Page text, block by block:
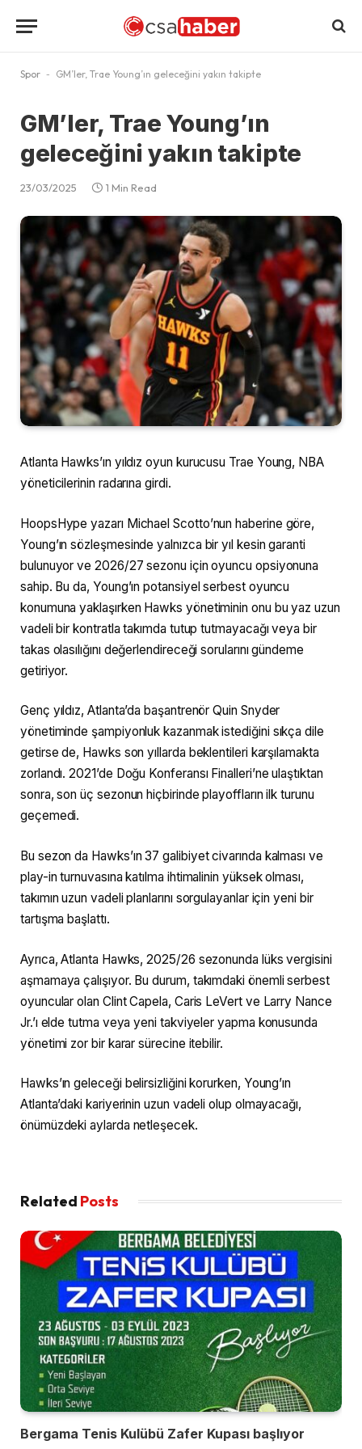
Spor - GM’ler, Trae Young’ın geleceğini yakın takipte
GM’ler, Trae Young’ın
geleceğini yakın takipte
23/03/2025 1 Min Read
Atlanta Hawks’ın yıldız oyun kurucusu Trae Young, NBA
yöneticilerinin radarına girdi.
HoopsHype yazarı Michael Scotto’nun haberine göre,
Young’ın sözleşmesinde yalnızca bir yıl kesin garanti
bulunuyor ve 2026/27 sezonu için oyuncu opsiyonuna
sahip. Bu da, Young’ın potansiyel serbest oyuncu
konumuna yaklaşırken Hawks yönetiminin onu bu yaz uzun
vadeli bir kontratla takımda tutup tutmayacağı veya bir
takas olasılığını değerlendireceği sorularını gündeme
getiriyor.
Genç yıldız, Atlanta’da başantrenör Quin Snyder
yönetiminde şampiyonluk kazanmak istediğini sıkça dile
getirse de, Hawks son yıllarda beklentileri karşılamakta
zorlandı. 2021’de Doğu Konferansı Finalleri’ne ulaştıktan
sonra, son üç sezonun hiçbirinde playoffların ilk turunu
geçemedi.
Bu sezon da Hawks’ın 37 galibiyet civarında kalması ve
play-in turnuvasına katılma ihtimalinin yüksek olması,
takımın uzun vadeli planlarını sorgulayanlar için yeni bir
tartışma başlattı.
Ayrıca, Atlanta Hawks, 2025/26 sezonunda lüks vergisini
aşmamaya çalışıyor. Bu durum, takımdaki önemli serbest
oyuncular olan Clint Capela, Caris LeVert ve Larry Nance
Jr.’ı elde tutma veya yeni takviyeler yapma konusunda
yönetimi zor bir karar sürecine itebilir.
Hawks’ın geleceği belirsizliğini korurken, Young’ın
Atlanta’daki kariyerinin uzun vadeli olup olmayacağı,
önümüzdeki aylarda netleşecek.
Related Posts
Bergama Tenis Kulübü Zafer Kupası başlıyor